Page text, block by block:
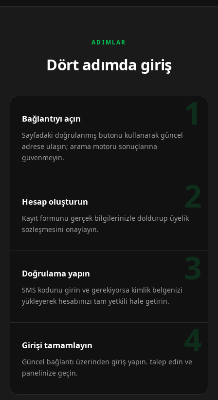
ADIMLAR
Dört adımda giriş
1
Bağlantıyı açın
Sayfadaki doğrulanmış butonu kullanarak güncel
adrese ulaşın; arama motoru sonuçlarına
güvenmeyin.
2
Hesap oluşturun
Kayıt formunu gerçek bilgilerinizle doldurup üyelik
sözleşmesini onaylayın.
3
Doğrulama yapın
SMS kodunu girin ve gerekiyorsa kimlik belgenizi
yükleyerek hesabınızı tam yetkili hale getirin.
4
Girişi tamamlayın
Güncel bağlantı üzerinden giriş yapın. talep edin ve
panelinize geçin.